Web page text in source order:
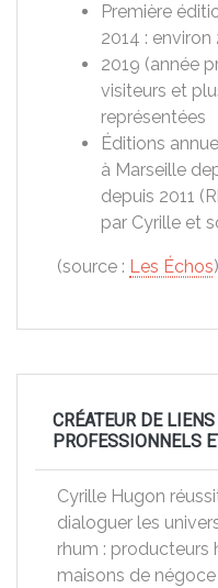
Première
2014 :
2019 (année
visiteurs et
représentées
Éditions
à Marseille
depuis 2011
par Cyrille et
(source : Les Échos)
CRÉATEUR DE
PROFESSIONNELS
Cyrille Hugon
dialoguer les
rhum : producteurs
maisons de